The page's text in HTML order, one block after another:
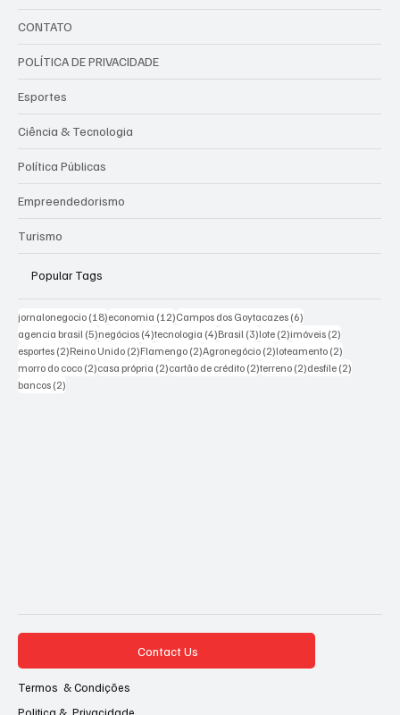
CONTATO
POLÍTICA DE PRIVACIDADE
Esportes
Ciência & Tecnologia
Política Públicas
Empreendedorismo
Turismo
Popular Tags
jornalonegocio (18)18 posts
economia (12)12 posts
Campos dos Goytacazes (6)
agencia brasil (5)5 posts
negócios (4)4 posts
tecnologia (4)4 posts
Brasil (3)3 posts
lote (2)2 posts
imóveis (2)
esportes (2)2 posts
Reino Unido (2)2 posts
Flamengo (2)2 posts
Agronegócio (2)2 posts
loteamento (2)
morro do coco (2)2 posts
casa própria (2)2 posts
cartão de crédito (2)2 posts
terreno (2)2 posts
desfile (2)
bancos (2)
Contact Us
Termos & Condições